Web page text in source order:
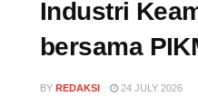
Industri
bersama
BY REDAKSI 24 JULY 2026